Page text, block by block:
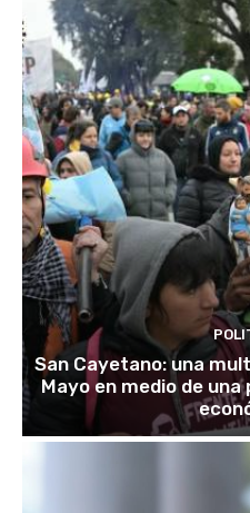
San Cayetano: una
Mayo en medio de